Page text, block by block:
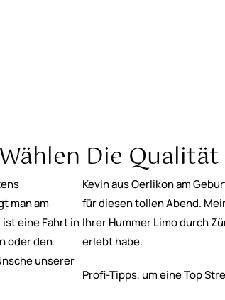
Die
man am
eine Fahrt in
oder den
unserer
Kevin aus Oerlikon am
für diesen tollen Abend.
Ihrer Hummer Limo durch
erlebt habe.
Profi-Tipps, um eine Top